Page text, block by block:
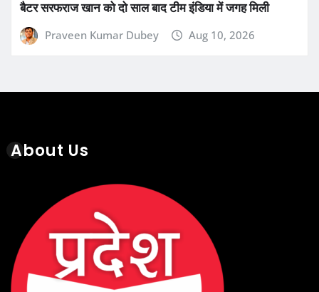
About Us